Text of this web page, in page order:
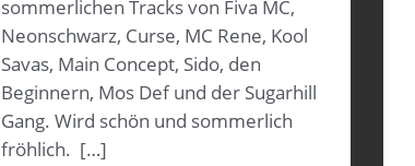
sommerlichen Tracks von Fiva MC,
Neonschwarz, Curse, MC Rene, Kool
Savas, Main Concept, Sido, den
Beginnern, Mos Def und der Sugarhill
Gang. Wird schön und sommerlich
fröhlich. […]